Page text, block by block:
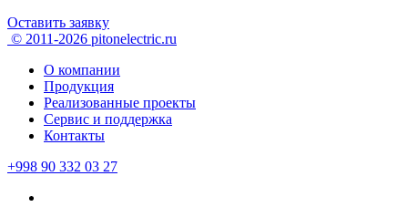
Оставить заявку
© 2011-2026 pitonelectric.ru
О компании
Продукция
Реализованные проекты
Сервис и поддержка
Контакты
+998 90 332 03 27